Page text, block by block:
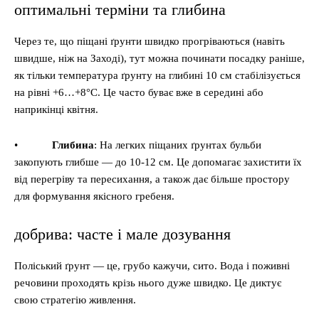
оптимальні терміни та глибина
Через те, що піщані ґрунти швидко прогріваються (навіть
швидше, ніж на Заході), тут можна починати посадку раніше,
як тільки температура ґрунту на глибині 10 см стабілізується
на рівні +6…+8°С. Це часто буває вже в середині або
наприкінці квітня.
• Глибина: На легких піщаних ґрунтах бульби
закопують глибше — до 10-12 см. Це допомагає захистити їх
від перегріву та пересихання, а також дає більше простору
для формування якісного гребеня.
добрива: часте і мале дозування
Поліський ґрунт — це, грубо кажучи, сито. Вода і поживні
речовини проходять крізь нього дуже швидко. Це диктує
свою стратегію живлення.